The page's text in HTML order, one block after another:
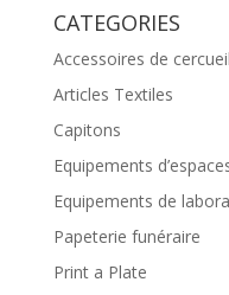
CATEGORIES
Accessoires de
Articles Textiles
Capitons
Equipements
Equipements de
Papeterie funéraire
Print a Plate